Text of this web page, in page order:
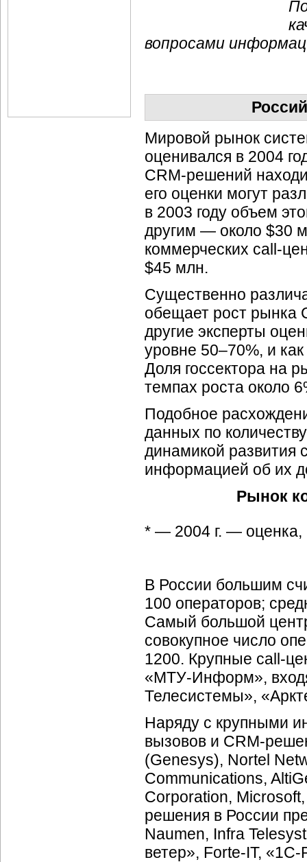
вопросами
Мировой рынок
оценивался в 2004
CRM-решений
его оценки могут
в 2003 году объем
другим — около $30
коммерческих call-
$45 млн.
Существенно
обещает рост рынка
другие эксперты
уровне 50–70%, и
Доля госсектора на
темпах роста около
Подобное
данных по
динамикой развития
информацией об их
Рынок
* — 2004 г. — оценка,
В России большим
100 операторов;
Самый большой
совокупное число
1200. Крупные call-
«МТУ-Информ»,
Телесистемы»,
Наряду с крупными
вызовов и CRM-
(Genesys), Nortel
Communications,
Corporation,
решения в России
Naumen, Infra
ветер», Forte-IT, «1С-